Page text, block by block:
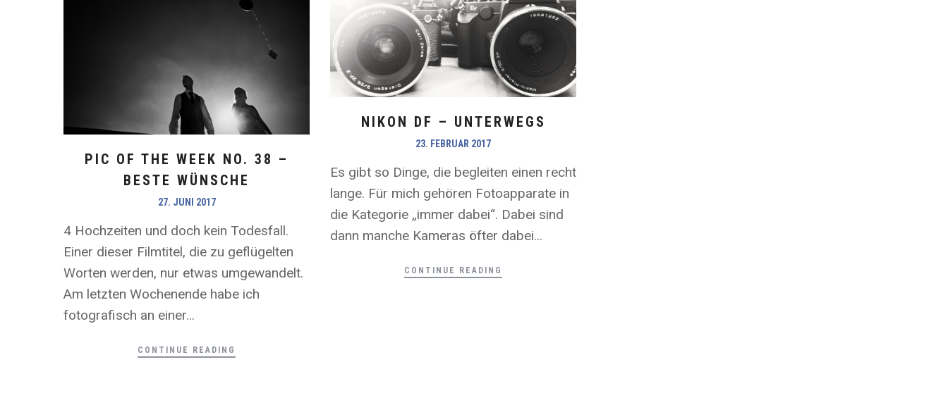
PIC OF THE WEEK NO. 38 –
BESTE WÜNSCHE
27. JUNI 2017
4 Hochzeiten und doch kein Todesfall.
Einer dieser Filmtitel, die zu geflügelten
Worten werden, nur etwas umgewandelt.
Am letzten Wochenende habe ich
fotografisch an einer...
CONTINUE READING
NIKON DF – UNTERWEGS
23. FEBRUAR 2017
Es gibt so Dinge, die begleiten einen recht
lange. Für mich gehören Fotoapparate in
die Kategorie „immer dabei“. Dabei sind
dann manche Kameras öfter dabei...
CONTINUE READING